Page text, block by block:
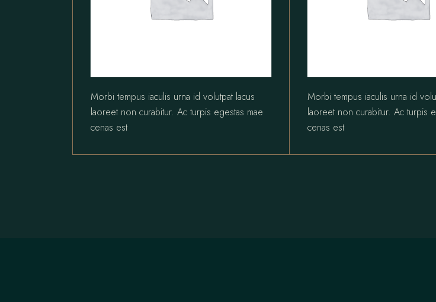
Morbi tempus iaculis urna id volutpat lacus
laoreet non curabitur. Ac turpis egestas mae
cenas est
Morbi tempus iaculis urna id
laoreet non curabitur. Ac turpis
cenas est